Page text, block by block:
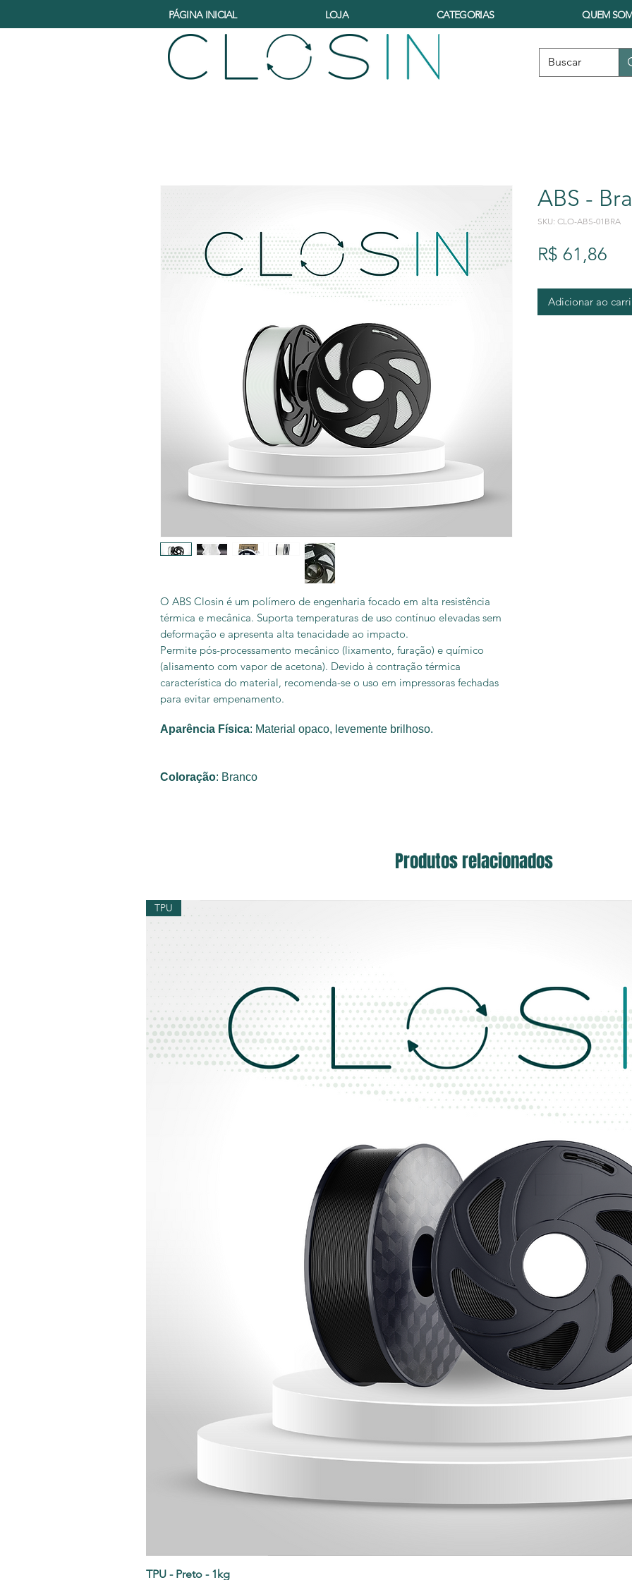
PÁGINA INICIAL LOJA CATEGORIAS QUEM
O ABS Closin é um polímero de engenharia focado em alta resistência
térmica e mecânica. Suporta temperaturas de uso contínuo elevadas sem
deformação e apresenta alta tenacidade ao impacto.
Permite pós-processamento mecânico (lixamento, furação) e químico
(alisamento com vapor de acetona). Devido à contração térmica
característica do material, recomenda-se o uso em impressoras fechadas
para evitar empenamento.
Aparência Física: Material opaco, levemente brilhoso.
Coloração: Branco
ABS -
SKU: CLO-ABS-01BRA
R$ 61,86
Adicionar ao
Produtos relacionados
TPU
TPU - Preto - 1kg